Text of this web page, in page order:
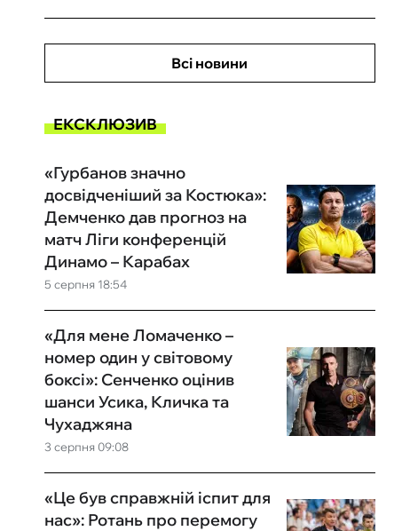
Всі новини
ЕКСКЛЮЗИВ
5 серпня 18:54
«Гурбанов значно
досвідченіший за Костюка»:
Демченко дав прогноз на
матч Ліги конференцій
Динамо – Карабах
3 серпня 09:08
«Для мене Ломаченко –
номер один у світовому
боксі»: Сенченко оцінив
шанси Усика, Кличка та
Чухаджяна
«Це був справжній іспит для
нас»: Ротань про перемогу